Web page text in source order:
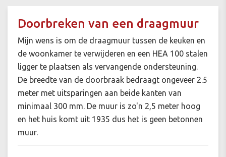
Doorbreken van een draagmuur
Mijn wens is om de draagmuur tussen de keuken en
de woonkamer te verwijderen en een HEA 100 stalen
ligger te plaatsen als vervangende ondersteuning.
De breedte van de doorbraak bedraagt ongeveer 2.5
meter met uitsparingen aan beide kanten van
minimaal 300 mm. De muur is zo'n 2,5 meter hoog
en het huis komt uit 1935 dus het is geen betonnen
muur.